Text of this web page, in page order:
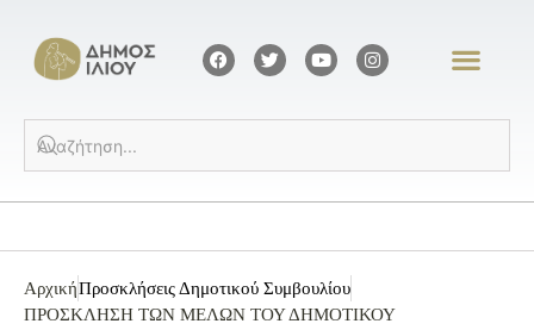
ΑρχικήΠροσκλήσεις Δημοτικού Συμβουλίου
ΠΡΟΣΚΛΗΣΗ ΤΩΝ ΜΕΛΩΝ ΤΟΥ ΔΗΜΟΤΙΚΟΥ